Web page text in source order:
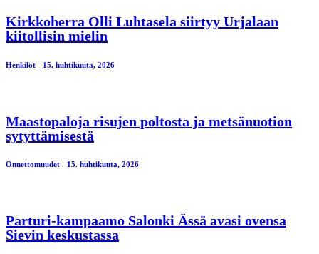
Kirkkoherra Olli Luhtasela siirtyy Urjalaan
kiitollisin mielin
Henkilöt 15. huhtikuuta, 2026
Maastopaloja risujen poltosta ja metsänuotion
sytyttämisestä
Onnettomuudet 15. huhtikuuta, 2026
Parturi-kampaamo Salonki Ässä avasi ovensa
Sievin keskustassa